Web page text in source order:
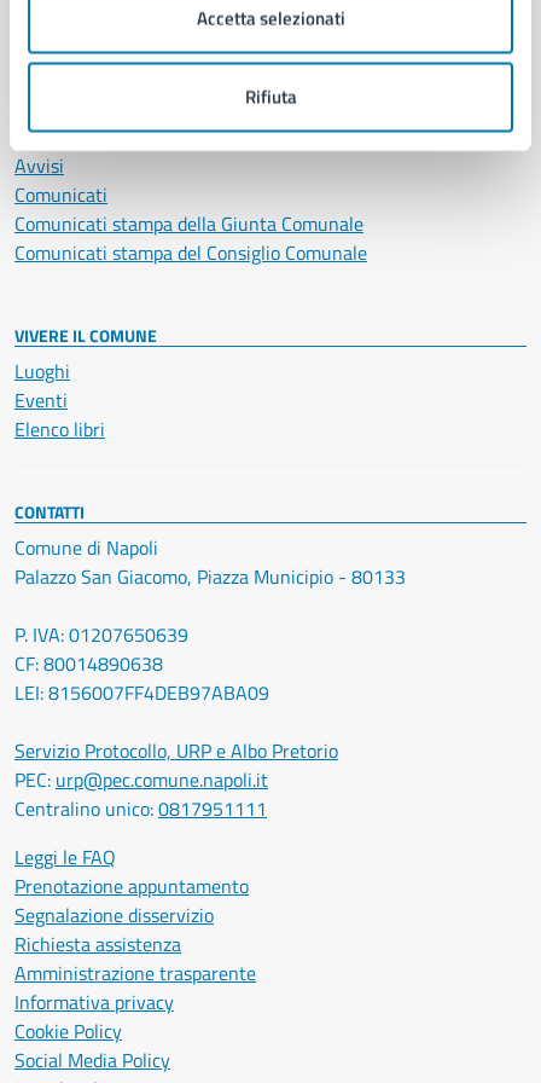
Accetta selezionati
Rifiuta
Notizie
Avvisi
Comunicati
Comunicati stampa della Giunta Comunale
Comunicati stampa del Consiglio Comunale
VIVERE IL COMUNE
Luoghi
Eventi
Elenco libri
CONTATTI
Comune di Napoli
Palazzo San Giacomo, Piazza Municipio - 80133
P. IVA: 01207650639
CF: 80014890638
LEI: 8156007FF4DEB97ABA09
Servizio Protocollo, URP e Albo Pretorio
PEC: urp@pec.comune.napoli.it
Centralino unico:0817951111
Leggi le FAQ
Prenotazione appuntamento
Segnalazione disservizio
Richiesta assistenza
Amministrazione trasparente
Informativa privacy
Cookie Policy
Social Media Policy